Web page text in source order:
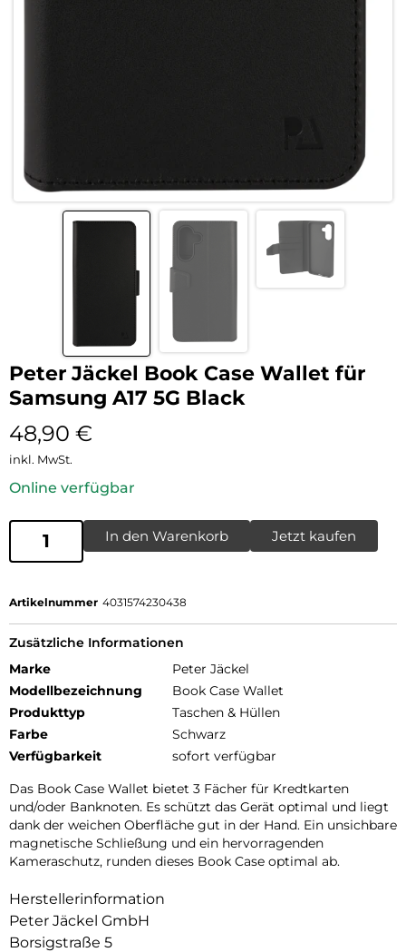
Peter Jäckel Book Case Wallet für
Samsung A17 5G Black
48,90 €
inkl. MwSt.
Online verfügbar
In den Warenkorb Jetzt kaufen
Artikelnummer 4031574230438
Zusätzliche Informationen
Marke
Peter Jäckel
Modellbezeichnung
Book Case Wallet
Produkttyp
Taschen & Hüllen
Farbe
Schwarz
Verfügbarkeit
sofort verfügbar
Das Book Case Wallet bietet 3 Fächer für Kredtkarten
und/oder Banknoten. Es schützt das Gerät optimal und liegt
dank der weichen Oberfläche gut in der Hand. Ein unsichbare
magnetische Schließung und ein hervorragenden
Kameraschutz, runden dieses Book Case optimal ab.
Herstellerinformation
Peter Jäckel GmbH
Borsigstraße 5